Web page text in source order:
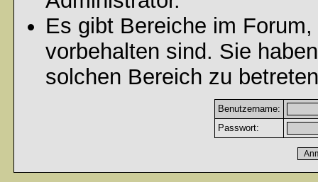
Es gibt Bereiche im
vorbehalten sind. Sie
solchen Bereich zu
Benutzername:
Passwort: